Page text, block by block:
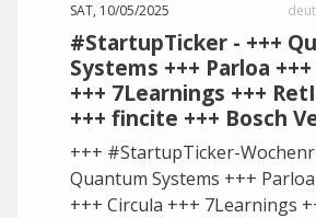
SAT, 10/05/2025
#StartupTicker - +++
Systems +++ Parloa
+++ 7Learnings +++
+++ fincite +++ Bosch
+++ #StartupTicker-
Quantum Systems +++
+++ Circula +++ 7Learnings